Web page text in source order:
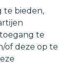
te bieden,
te
of deze op te
in de stalling.
- aankoop
kans
wil wonen